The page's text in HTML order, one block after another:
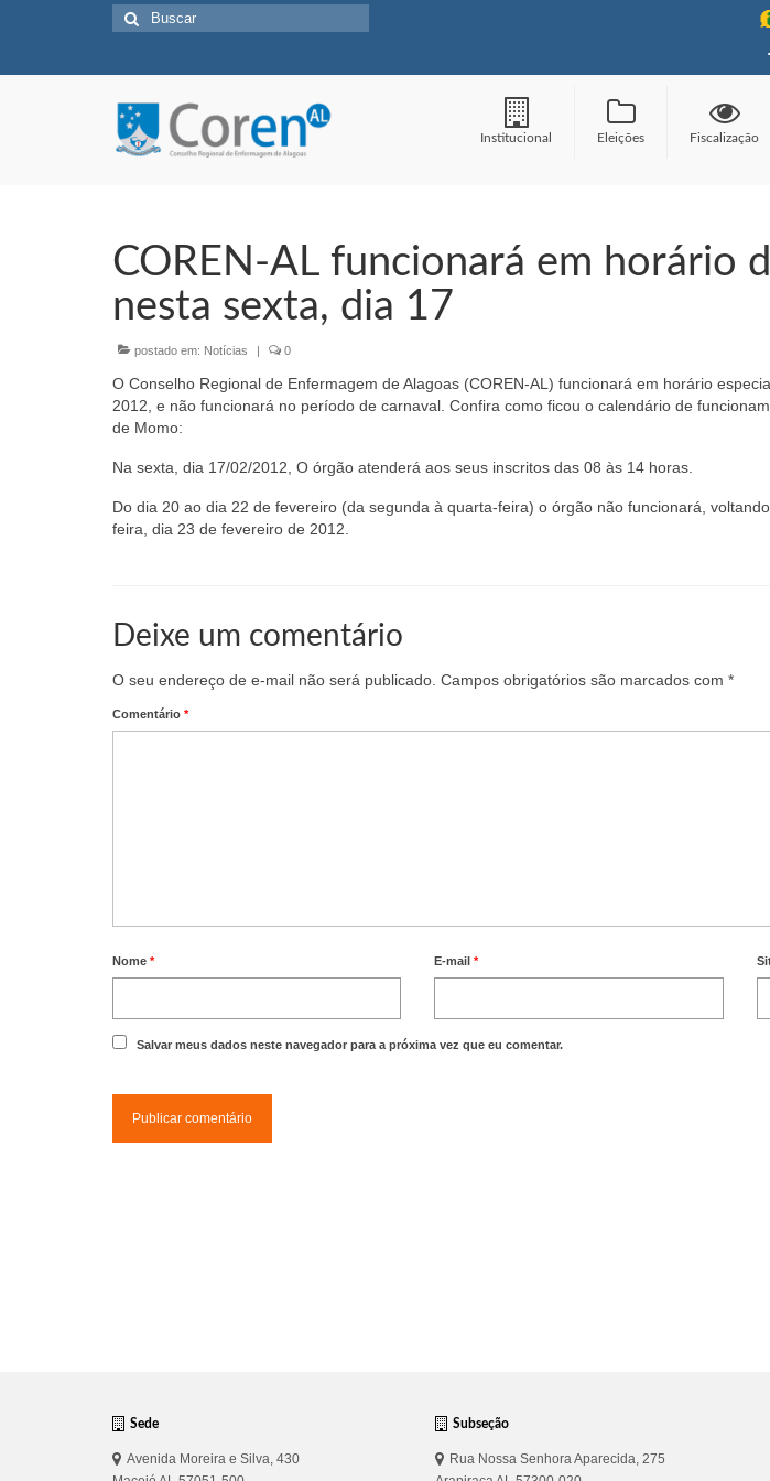
Buscar
por:
Institucional Eleições Fiscalização
COREN-AL funcionará em horário
nesta sexta, dia 17
postado em: Notícias | 0
O Conselho Regional de Enfermagem de Alagoas (COREN-AL) funcionará em horário
2012, e não funcionará no período de carnaval. Confira como ficou o calendário de
de Momo:
Na sexta, dia 17/02/2012, O órgão atenderá aos seus inscritos das 08 às 14 horas.
Do dia 20 ao dia 22 de fevereiro (da segunda à quarta-feira) o órgão não funcionará,
feira, dia 23 de fevereiro de 2012.
Deixe um comentário
O seu endereço de e-mail não será publicado. Campos obrigatórios são marcados com *
Comentário *
Nome * E-mail*
Salvar meus dados neste navegador para a próxima vez que eu comentar.
Sede
Avenida Moreira e Silva, 430
Subseção
Rua Nossa Senhora Aparecida, 275